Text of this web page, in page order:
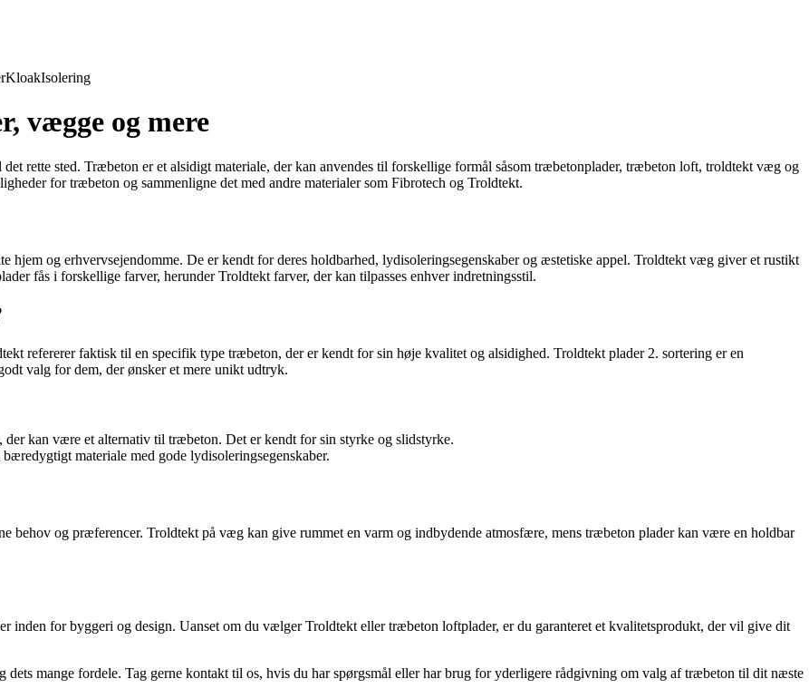
KloakIsolering
vægge og mere
rette sted. Træbeton er et alsidigt materiale, der kan anvendes til forskellige formål såsom træbetonplader, træbeton loft, troldtekt væg og
for træbeton og sammenligne det med andre materialer som Fibrotech og Troldtekt.
og erhvervsejendomme. De er kendt for deres holdbarhed, lydisoleringsegenskaber og æstetiske appel. Troldtekt væg giver et rustikt
fås i forskellige farver, herunder Troldtekt farver, der kan tilpasses enhver indretningsstil.
refererer faktisk til en specifik type træbeton, der er kendt for sin høje kvalitet og alsidighed. Troldtekt plader 2. sortering er en
valg for dem, der ønsker et mere unikt udtryk.
kan være et alternativ til træbeton. Det er kendt for sin styrke og slidstyrke.
materiale med gode lydisoleringsegenskaber.
og præferencer. Troldtekt på væg kan give rummet en varm og indbydende atmosfære, mens træbeton plader kan være en holdbar
inden for byggeri og design. Uanset om du vælger Troldtekt eller træbeton loftplader, er du garanteret et kvalitetsprodukt, der vil give dit
dets mange fordele. Tag gerne kontakt til os, hvis du har spørgsmål eller har brug for yderligere rådgivning om valg af træbeton til dit næste